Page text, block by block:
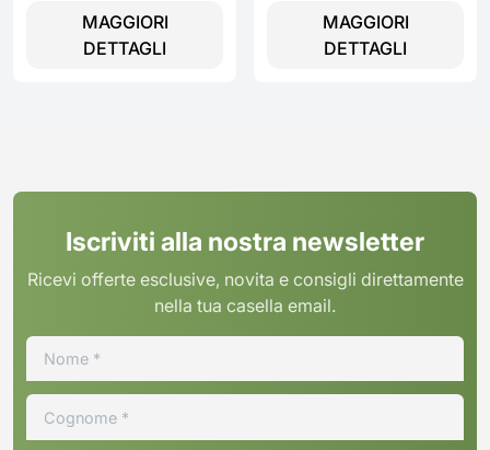
H25MOBS4HG
MAGGIORI
DETTAGLI
MAGGIORI
DETTAGLI
Iscriviti alla nostra newsletter
Ricevi offerte esclusive, novita e consigli direttamente
nella tua casella email.